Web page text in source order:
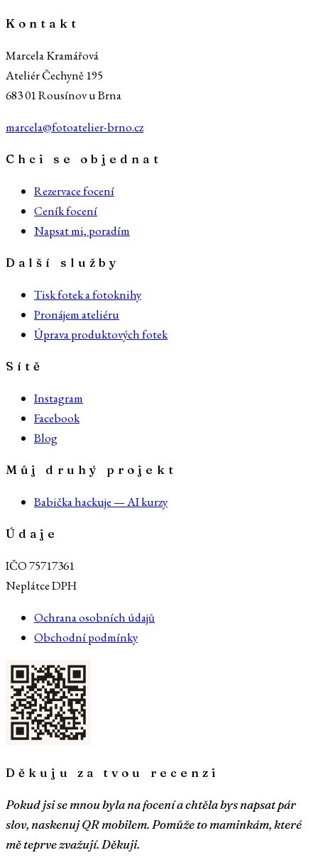
Kontakt
Marcela Kramářová
Ateliér Čechyně 195
683 01 Rousínov u Brna
marcela@fotoatelier-brno.cz
Chci se objednat
Rezervace focení
Ceník focení
Napsat mi, poradím
Další služby
Tisk fotek a fotoknihy
Pronájem ateliéru
Úprava produktových fotek
Sítě
Instagram
Facebook
Blog
Můj druhý projekt
Babička hackuje — AI kurzy
Údaje
IČO 75717361
Neplátce DPH
Ochrana osobních údajů
Obchodní podmínky
Děkuju za tvou recenzi
Pokud jsi se mnou byla na focení a chtěla bys napsat pár
slov, naskenuj QR mobilem. Pomůže to maminkám, které
mě teprve zvažují. Děkuji.